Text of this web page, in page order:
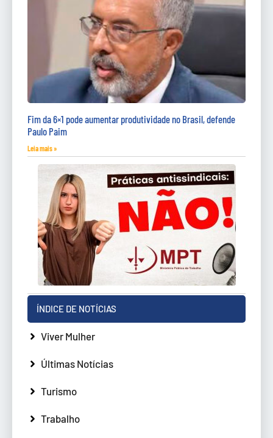
Fim da 6×1 pode aumentar produtividade no Brasil, defende
Paulo Paim
Leia mais »
ÍNDICE DE NOTÍCIAS
Viver Mulher
Últimas Notícias
Turismo
Trabalho